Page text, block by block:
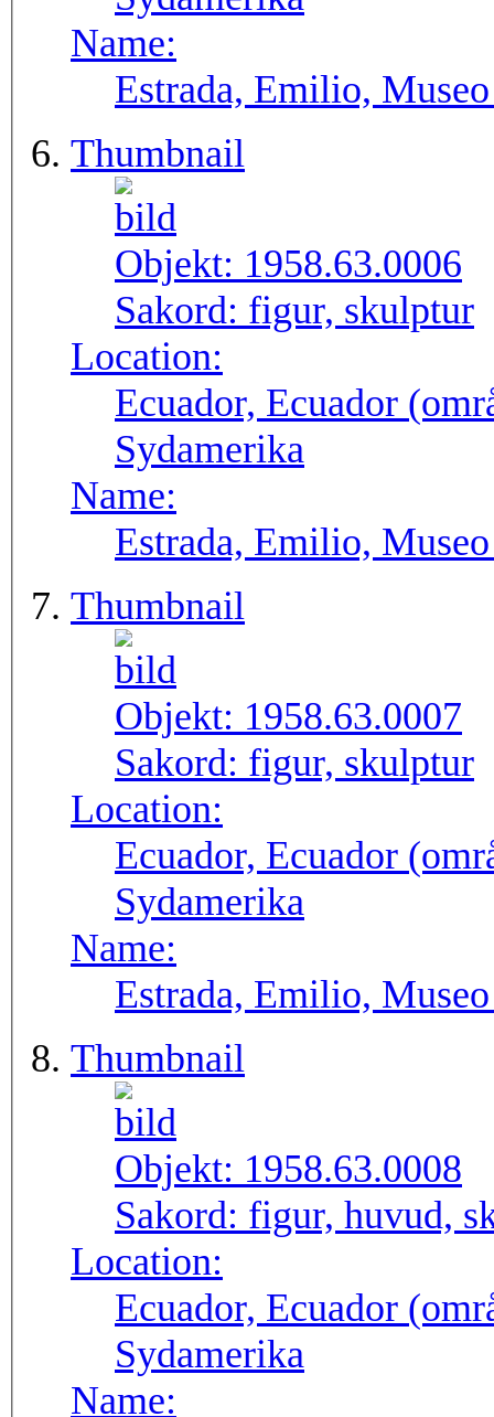
Name:
Estrada, Emilio,
Thumbnail
Objekt: 1958.63.0006
Sakord: figur, skulptur
Location:
Ecuador, Ecuador
Sydamerika
Name:
Estrada, Emilio,
Thumbnail
Objekt: 1958.63.0007
Sakord: figur, skulptur
Location:
Ecuador, Ecuador
Sydamerika
Name:
Estrada, Emilio,
Thumbnail
Objekt: 1958.63.0008
Sakord: figur, huvud,
Location:
Ecuador, Ecuador
Sydamerika
Name: